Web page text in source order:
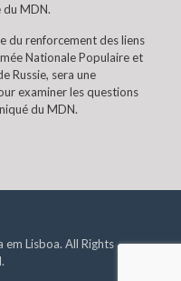
du MDN.
du renforcement des liens
Nationale Populaire et
Russie, sera une
examiner les questions
du MDN.
Lisboa. All Rights